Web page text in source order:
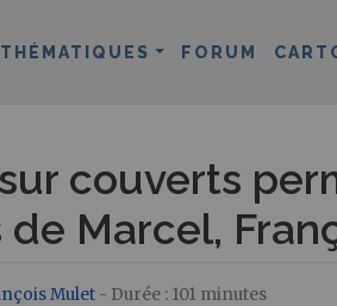
THÉMATIQUES FORUM
couverts
de Marcel,
Mulet - Durée : 101 minutes